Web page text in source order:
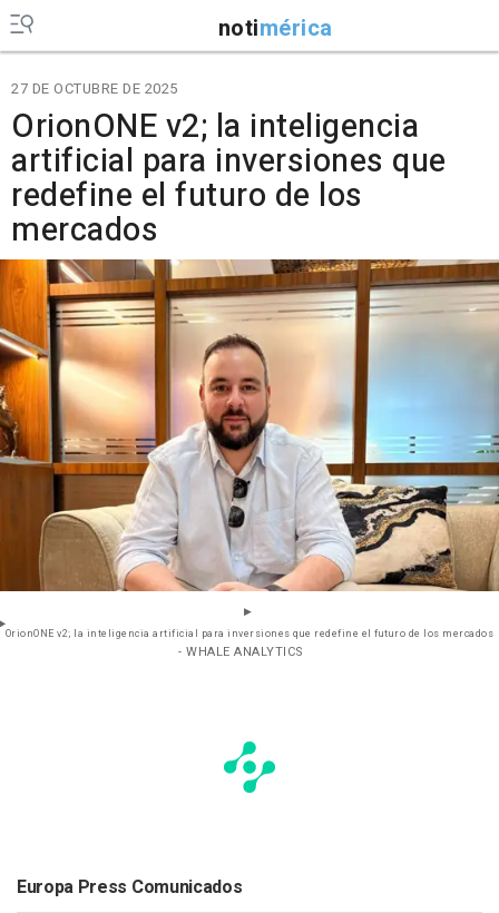
notimérica
27 DE OCTUBRE DE 2025
OrionONE v2; la inteligencia
artificial para inversiones que
redefine el futuro de los
mercados
OrionONE v2; la inteligencia artificial para inversiones que redefine el futuro de los mercados
- WHALE ANALYTICS
Europa Press Comunicados